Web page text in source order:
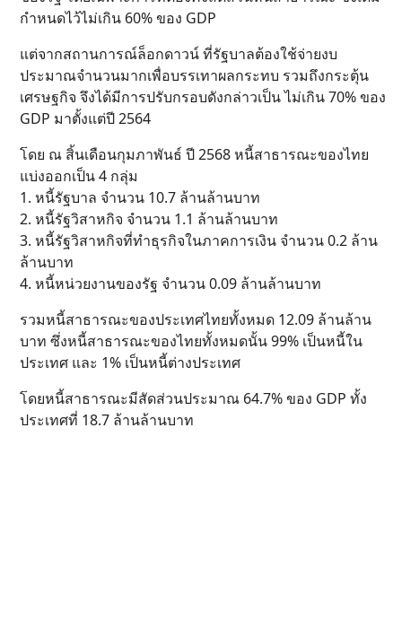
กำหนดไว้ไม่เกิน 60% ของ GDP
แต่จากสถานการณ์ล็อกดาวน์ ที่รัฐบาลต้องใช้จ่ายงบ
ประมาณจำนวนมากเพื่อบรรเทาผลกระทบ รวมถึงกระตุ้น
เศรษฐกิจ จึงได้มีการปรับกรอบดังกล่าวเป็น ไม่เกิน 70% ของ
GDP มาตั้งแต่ปี 2564
โดย ณ สิ้นเดือนกุมภาพันธ์ ปี 2568 หนี้สาธารณะของไทย
แบ่งออกเป็น 4 กลุ่ม
1. หนี้รัฐบาล จำนวน 10.7 ล้านล้านบาท
2. หนี้รัฐวิสาหกิจ จำนวน 1.1 ล้านล้านบาท
3. หนี้รัฐวิสาหกิจที่ทำธุรกิจในภาคการเงิน จำนวน 0.2 ล้าน
ล้านบาท
4. หนี้หน่วยงานของรัฐ จำนวน 0.09 ล้านล้านบาท
รวมหนี้สาธารณะของประเทศไทยทั้งหมด 12.09 ล้านล้าน
บาท ซึ่งหนี้สาธารณะของไทยทั้งหมดนั้น 99% เป็นหนี้ใน
ประเทศ และ 1% เป็นหนี้ต่างประเทศ
โดยหนี้สาธารณะมีสัดส่วนประมาณ 64.7% ของ GDP ทั้ง
ประเทศที่ 18.7 ล้านล้านบาท